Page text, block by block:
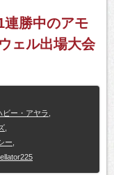
勝中のアモ
ェル出場大会
ビー・アヤラ
ー